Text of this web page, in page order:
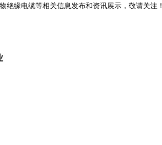
绝缘电缆等相关信息发布和资讯展示，敬请关注！